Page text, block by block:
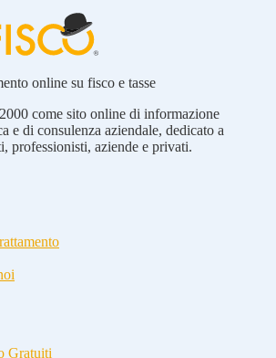
online su fisco e tasse
come sito online di informazione
e di consulenza aziendale, dedicato a
professionisti, aziende e privati.
Gratuiti